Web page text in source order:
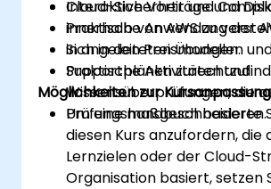
Cloud-Sicherheit und
innerhalb von AWS zu
Sich in den Preismodellen
Supportplänen
Interaktive Vorträge und
Praktische Anwendung der
in angeleiteten Übungen.
Praktische Aktivitäten und
Wissensüberprüfungen, die
Prüfungshandbuch basieren.
Möglichkeiten zur Kursanpassung
Um eine maßgeschneiderte
diesen Kurs anzufordern, die
Lernzielen oder der Cloud-
Organisation basiert, setzen